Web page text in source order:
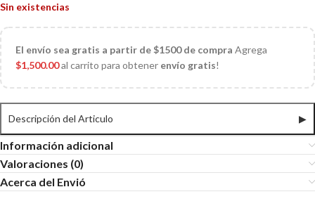
Sin existencias
El envío sea gratis a partir de $1500 de compra Agrega
$1,500.00al carrito para obtener envío gratis!
Descripción del Articulo ▶
Información adicional
Valoraciones (0)
Acerca del Envió